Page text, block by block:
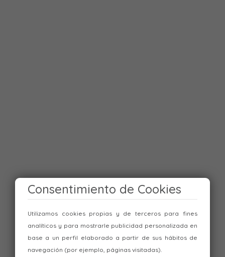
Consentimiento de Cookies
Utilizamos cookies propias y de terceros para fines
analíticos y para mostrarle publicidad personalizada en
base a un perfil elaborado a partir de sus hábitos de
navegación (por ejemplo, páginas visitadas).